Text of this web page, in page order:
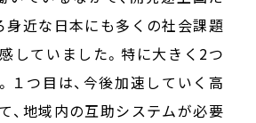
身近な日本にも多くの社会課題
していました。特に大きく2つ
１つ目は、今後加速していく高
、地域内の互助システムが必要